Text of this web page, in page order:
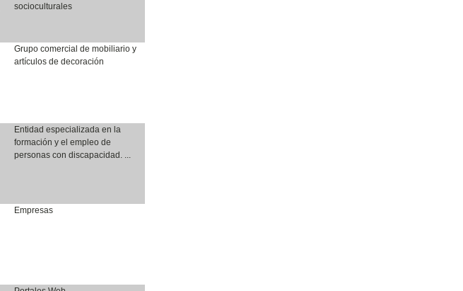
socioculturales
Grupo comercial de mobiliario y
artículos de decoración
Entidad especializada en la
formación y el empleo de
personas con discapacidad. ...
Empresas